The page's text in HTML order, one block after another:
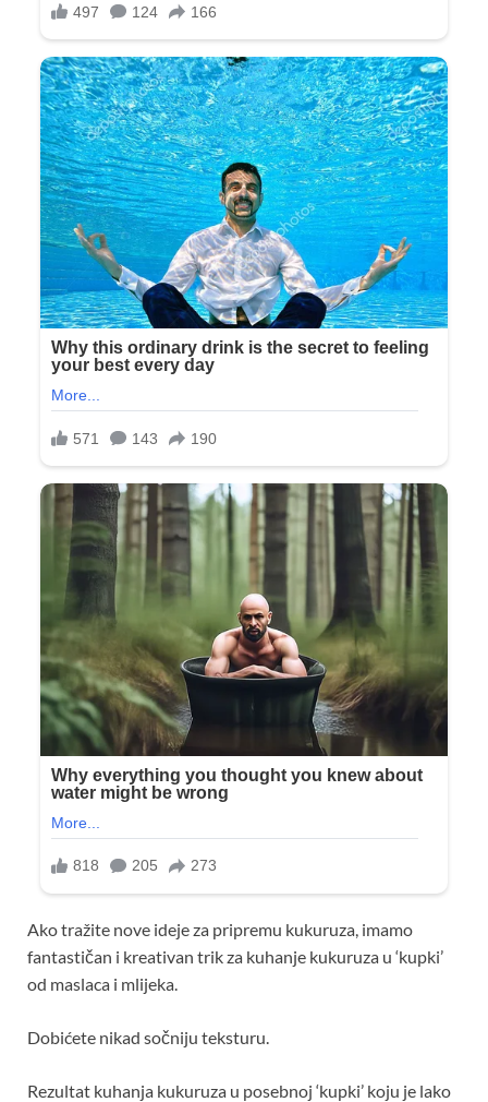
Ako tražite nove ideje za pripremu kukuruza, imamo
fantastičan i kreativan trik za kuhanje kukuruza u ‘kupki’
od maslaca i mlijeka.
Dobićete nikad sočniju teksturu.
Rezultat kuhanja kukuruza u posebnoj ‘kupki’ koju je lako